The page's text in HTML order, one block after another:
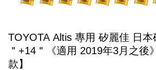
TOYOTA Altis 專用 矽麗佳 日
＂+14＂《適用 2019年3月之後
款】